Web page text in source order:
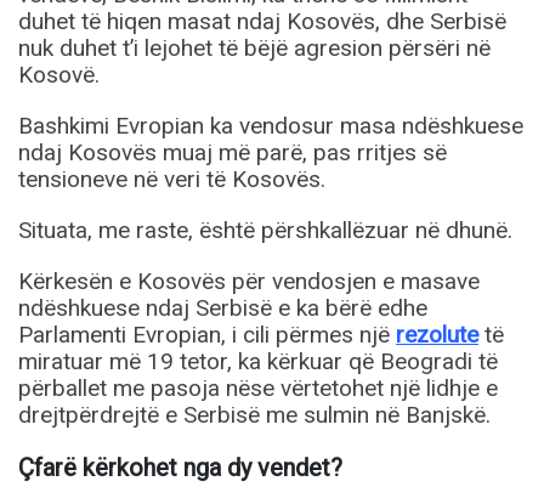
duhet të hiqen masat ndaj Kosovës, dhe Serbisë
nuk duhet t’i lejohet të bëjë agresion përsëri në
Kosovë.
Bashkimi Evropian ka vendosur masa ndëshkuese
ndaj Kosovës muaj më parë, pas rritjes së
tensioneve në veri të Kosovës.
Situata, me raste, është përshkallëzuar në dhunë.
Kërkesën e Kosovës për vendosjen e masave
ndëshkuese ndaj Serbisë e ka bërë edhe
Parlamenti Evropian, i cili përmes një rezolute të
miratuar më 19 tetor, ka kërkuar që Beogradi të
përballet me pasoja nëse vërtetohet një lidhje e
drejtpërdrejtë e Serbisë me sulmin në Banjskë.
Çfarë kërkohet nga dy vendet?